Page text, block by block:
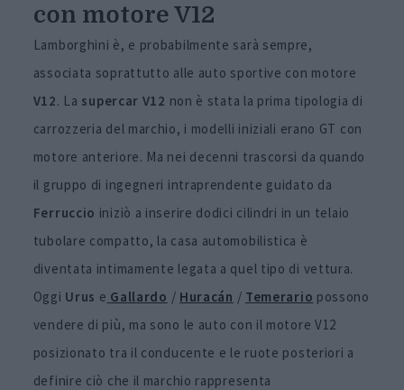
con motore V12
Lamborghini è, e probabilmente sarà sempre,
associata soprattutto alle auto sportive con motore
V12. La supercar V12 non è stata la prima tipologia di
carrozzeria del marchio, i modelli iniziali erano GT con
motore anteriore. Ma nei decenni trascorsi da quando
il gruppo di ingegneri intraprendente guidato da
Ferruccio iniziò a inserire dodici cilindri in un telaio
tubolare compatto, la casa automobilistica è
diventata intimamente legata a quel tipo di vettura.
Oggi Urus e Gallardo / Huracán / Temerario possono
vendere di più, ma sono le auto con il motore V12
posizionato tra il conducente e le ruote posteriori a
definire ciò che il marchio rappresenta